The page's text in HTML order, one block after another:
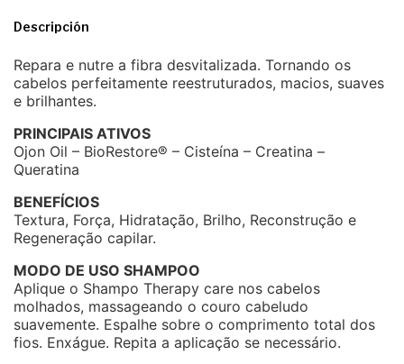
Descripción
Repara e nutre a fibra desvitalizada. Tornando os
cabelos perfeitamente reestruturados, macios, suaves
e brilhantes.
PRINCIPAIS ATIVOS
Ojon Oil – BioRestore® – Cisteína – Creatina –
Queratina
BENEFÍCIOS
Textura, Força, Hidratação, Brilho, Reconstrução e
Regeneração capilar.
MODO DE USO SHAMPOO
Aplique o Shampo Therapy care nos cabelos
molhados, massageando o couro cabeludo
suavemente. Espalhe sobre o comprimento total dos
fios. Enxágue. Repita a aplicação se necessário.